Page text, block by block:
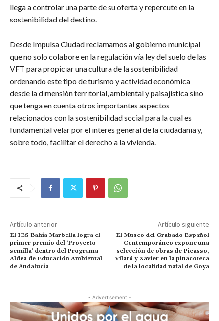
llega a controlar una parte de su oferta y repercute en la
sostenibilidad del destino.
Desde Impulsa Ciudad reclamamos al gobierno municipal
que no solo colabore en la regulación vía ley del suelo de las
VFT para propiciar una cultura de la sostenibilidad
ordenando este tipo de turismo y actividad económica
desde la dimensión territorial, ambiental y paisajística sino
que tenga en cuenta otros importantes aspectos
relacionados con la sostenibilidad social para la cual es
fundamental velar por el interés general de la ciudadanía y,
sobre todo, facilitar el derecho a la vivienda.
Artículo anterior
El IES Bahía Marbella logra el
primer premio del ‘Proyecto
semilla’ dentro del Programa
Aldea de Educación Ambiental
de Andalucía
Artículo siguiente
El Museo del Grabado Español
Contemporáneo expone una
selección de obras de Picasso,
Vilató y Xavier en la pinacoteca
de la localidad natal de Goya
- Advertisement -